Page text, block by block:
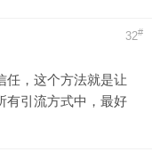
32#
任，这个方法就是让
有引流方式中，最好